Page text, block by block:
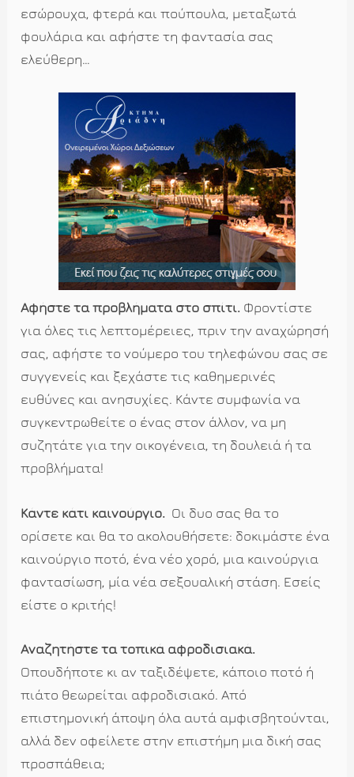
εσώρουχα, φτερά και πούπουλα, μεταξωτά
φουλάρια και αφήστε τη φαντασία σας
ελεύθερη…
Αφήστε τα προβλήματα στο σπίτι. Φροντίστε
για όλες τις λεπτομέρειες, πριν την αναχώρησή
σας, αφήστε το νούμερο του τηλεφώνου σας σε
συγγενείς και ξεχάστε τις καθημερινές
ευθύνες και ανησυχίες. Κάντε συμφωνία να
συγκεντρωθείτε ο ένας στον άλλον, να μη
συζητάτε για την οικογένεια, τη δουλειά ή τα
προβλήματα!
Κάντε κάτι καινούργιο. Οι δυο σας θα το
ορίσετε και θα το ακολουθήσετε: δοκιμάστε ένα
καινούργιο ποτό, ένα νέο χορό, μια καινούργια
φαντασίωση, μία νέα σεξουαλική στάση. Εσείς
είστε ο κριτής!
Αναζητήστε τα τοπικά αφροδισιακά.
Οπουδήποτε κι αν ταξιδέψετε, κάποιο ποτό ή
πιάτο θεωρείται αφροδισιακό. Από
επιστημονική άποψη όλα αυτά αμφισβητούνται,
αλλά δεν οφείλετε στην επιστήμη μια δική σας
προσπάθεια;